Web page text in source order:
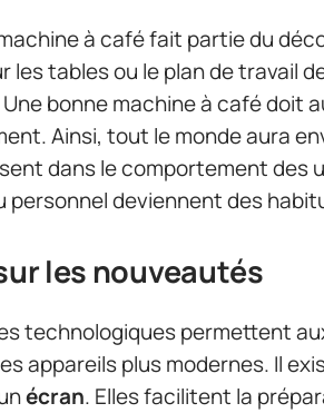
à café fait partie du
les tables ou le plan de travail
Une bonne machine à café doit
Ainsi, tout le monde aura
dans le comportement des
personnel deviennent des
les nouveautés
technologiques permettent
appareils plus modernes. Il
écran. Elles facilitent la